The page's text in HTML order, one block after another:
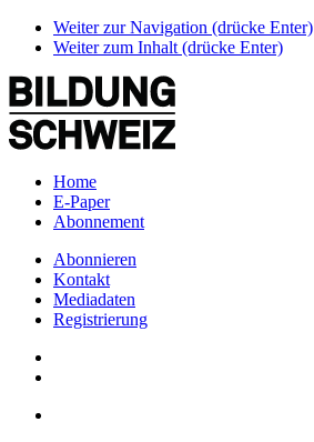
Weiter zur Navigation (drücke Enter)
Weiter zum Inhalt (drücke Enter)
Home
E-Paper
Abonnement
Abonnieren
Kontakt
Mediadaten
Registrierung